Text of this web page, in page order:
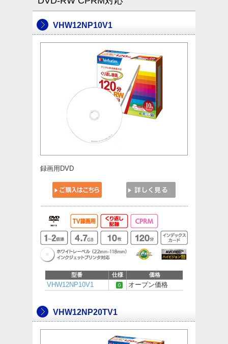
VHW12NP10V1
録画用DVD
型番 仕様 価格
VHW12NP10V1 オープン価格
VHW12NP20TV1